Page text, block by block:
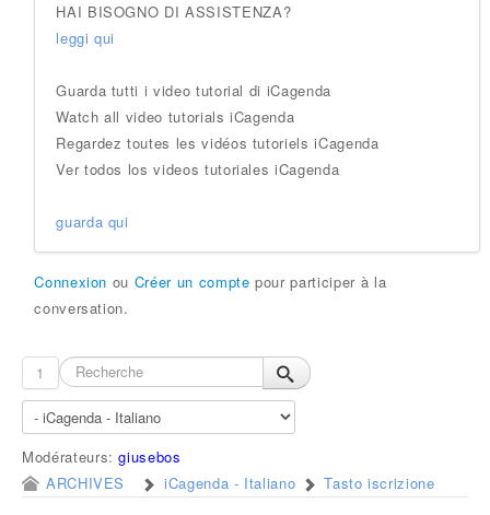
HAI BISOGNO DI ASSISTENZA?
leggi qui
Guarda tutti i video tutorial di iCagenda
Watch all video tutorials iCagenda
Regardez toutes les vidéos tutoriels iCagenda
Ver todos los videos tutoriales iCagenda
guarda qui
Connexion ou Créer un compte pour participer à la
conversation.
1
Modérateurs:giusebos
ARCHIVES
iCagenda - Italiano Tasto iscrizione